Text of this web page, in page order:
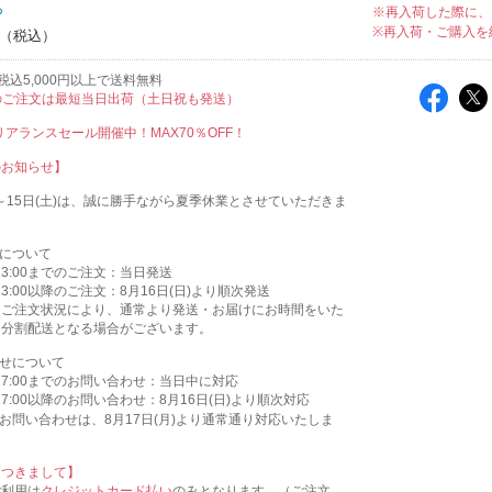
※再入荷した際に
※再入荷・ご購入を
込5,000円以上で送料無料
注文は最短当日出荷（土日祝も発送）
ランスセール開催中！MAX70％OFF！
知らせ】
15日(土)は、誠に勝手ながら夏季休業とさせていただきま
ついて
までのご注文：当日発送
以降のご注文：8月16日(日)より順次発送
注文状況により、通常より発送・お届けにお時間をいた
割配送となる場合がございます。
について
までのお問い合わせ：当日中に対応
以降のお問い合わせ：8月16日(日)より順次対応
問い合わせは、8月17日(月)より通常通り対応いたしま
きまして】